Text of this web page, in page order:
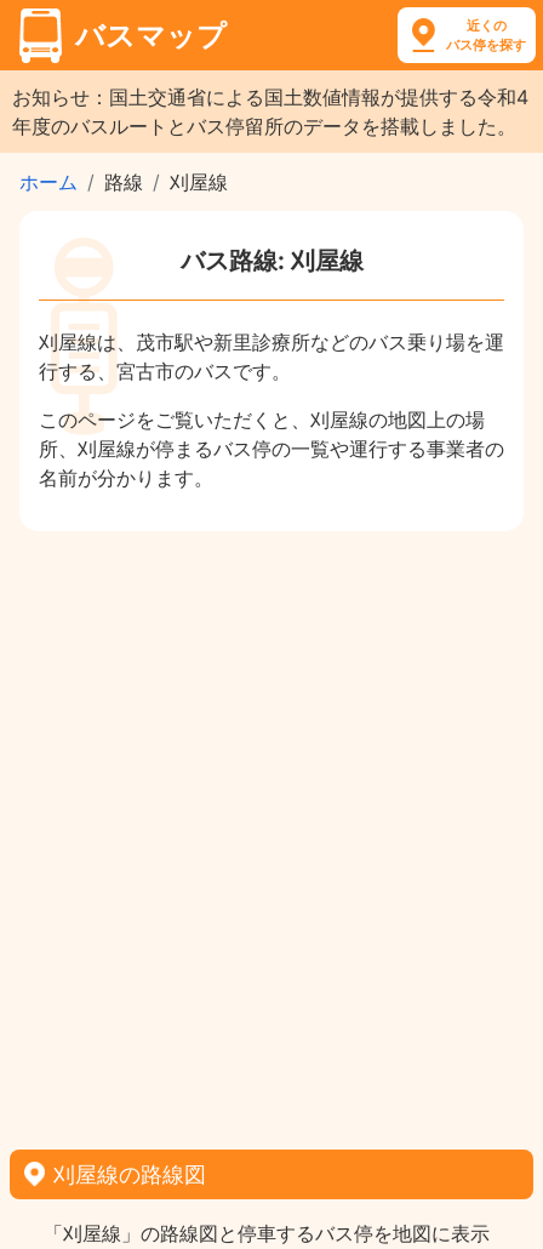
バスマップ
近くの
バス停を探す
お知らせ：国土交通省による国土数値情報が提供する令和4
年度のバスルートとバス停留所のデータを搭載しました。
ホーム 路線 刈屋線
バス路線: 刈屋線
刈屋線は、茂市駅や新里診療所などのバス乗り場を運
行する、宮古市のバスです。
このページをご覧いただくと、刈屋線の地図上の場
所、刈屋線が停まるバス停の一覧や運行する事業者の
名前が分かります。
刈屋線の路線図
「刈屋線」の路線図と停車するバス停を地図に表示